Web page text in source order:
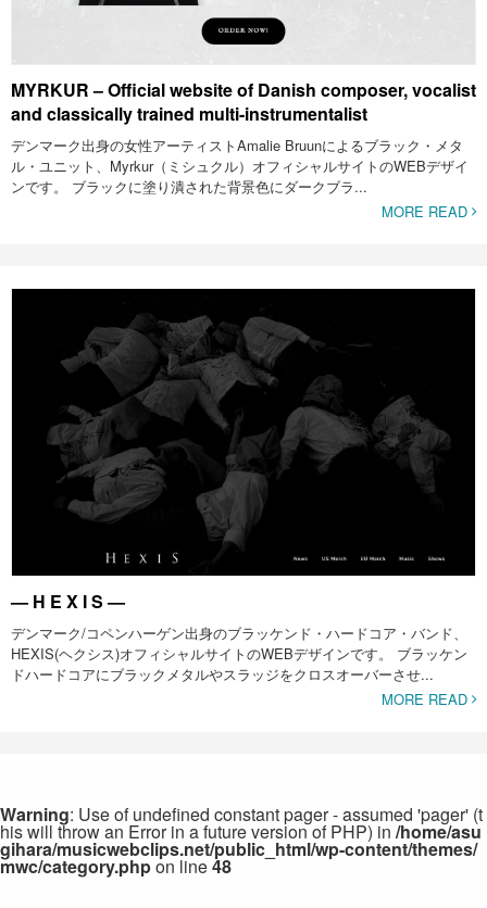
MYRKUR – Official website of Danish composer, vocalist
and classically trained multi-instrumentalist
デンマーク出身の女性アーティストAmalie Bruunによるブラック・メタ
ル・ユニット、Myrkur（ミシュクル）オフィシャルサイトのWEBデザイ
ンです。 ブラックに塗り潰された背景色にダークブラ...
MORE READ
— H E X I S —
デンマーク/コペンハーゲン出身のブラッケンド・ハードコア・バンド、
HEXIS(ヘクシス)オフィシャルサイトのWEBデザインです。 ブラッケン
ドハードコアにブラックメタルやスラッジをクロスオーバーさせ...
MORE READ
Warning: Use of undefined constant pager - assumed 'pager' (t
his will throw an Error in a future version of PHP) in /home/asu
gihara/musicwebclips.net/public_html/wp-content/themes/
mwc/category.phpon line48